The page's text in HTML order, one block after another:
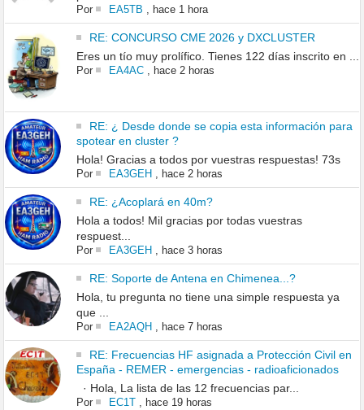
Por EA5TB hace 1 hora
RE: CONCURSO CME 2026 y DXCLUSTER
Eres un tío muy prolífico. Tienes 122 días inscrito en ...
Por EA4AC, hace 2 horas
RE: ¿ Desde donde se copia esta información para
spotear en cluster ?
Hola! Gracias a todos por vuestras respuestas! 73s
Por EA3GEH, hace 2 horas
RE: ¿Acoplará en 40m?
Hola a todos! Mil gracias por todas vuestras
respuest...
Por EA3GEH, hace 3 horas
RE: Soporte de Antena en Chimenea...?
Hola, tu pregunta no tiene una simple respuesta ya
que ...
Por EA2AQH, hace 7 horas
RE: Frecuencias HF asignada a Protección Civil en
España - REMER - emergencias - radioaficionados
· Hola, La lista de las 12 frecuencias par...
Por EC1T, hace 19 horas